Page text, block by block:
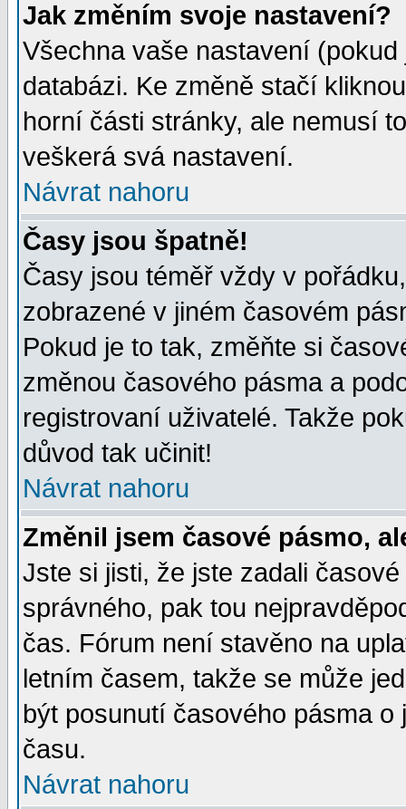
Jak změním svoje nastavení?
Všechna vaše nastavení
databázi. Ke změně stačí
horní části stránky, ale nemusí
veškerá svá nastavení.
Návrat nahoru
Časy jsou špatně!
Časy jsou téměř vždy v
zobrazené v jiném časovém
Pokud je to tak, změňte si
změnou časového pásma a
registrovaní uživatelé. Takže
důvod tak učinit!
Návrat nahoru
Změnil jsem časové pásmo,
Jste si jisti, že jste zadali
správného, pak tou
čas. Fórum není stavěno na
letním časem, takže se může
být posunutí časového pásma
času.
Návrat nahoru